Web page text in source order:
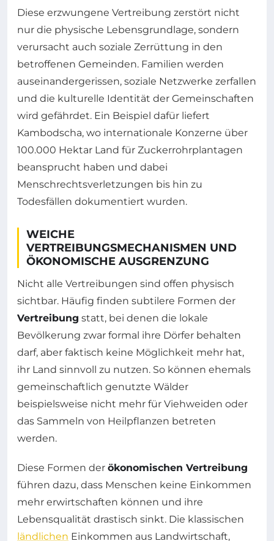
Diese erzwungene Vertreibung zerstört nicht
nur die physische Lebensgrundlage, sondern
verursacht auch soziale Zerrüttung in den
betroffenen Gemeinden. Familien werden
auseinandergerissen, soziale Netzwerke zerfallen
und die kulturelle Identität der Gemeinschaften
wird gefährdet. Ein Beispiel dafür liefert
Kambodscha, wo internationale Konzerne über
100.000 Hektar Land für Zuckerrohrplantagen
beansprucht haben und dabei
Menschrechtsverletzungen bis hin zu
Todesfällen dokumentiert wurden.
WEICHE
VERTREIBUNGSMECHANISMEN UND
ÖKONOMISCHE AUSGRENZUNG
Nicht alle Vertreibungen sind offen physisch
sichtbar. Häufig finden subtilere Formen der
Vertreibung statt, bei denen die lokale
Bevölkerung zwar formal ihre Dörfer behalten
darf, aber faktisch keine Möglichkeit mehr hat,
ihr Land sinnvoll zu nutzen. So können ehemals
gemeinschaftlich genutzte Wälder
beispielsweise nicht mehr für Viehweiden oder
das Sammeln von Heilpflanzen betreten
werden.
Diese Formen der ökonomischen Vertreibung
führen dazu, dass Menschen keine Einkommen
mehr erwirtschaften können und ihre
Lebensqualität drastisch sinkt. Die klassischen
ländlichen Einkommen aus Landwirtschaft,